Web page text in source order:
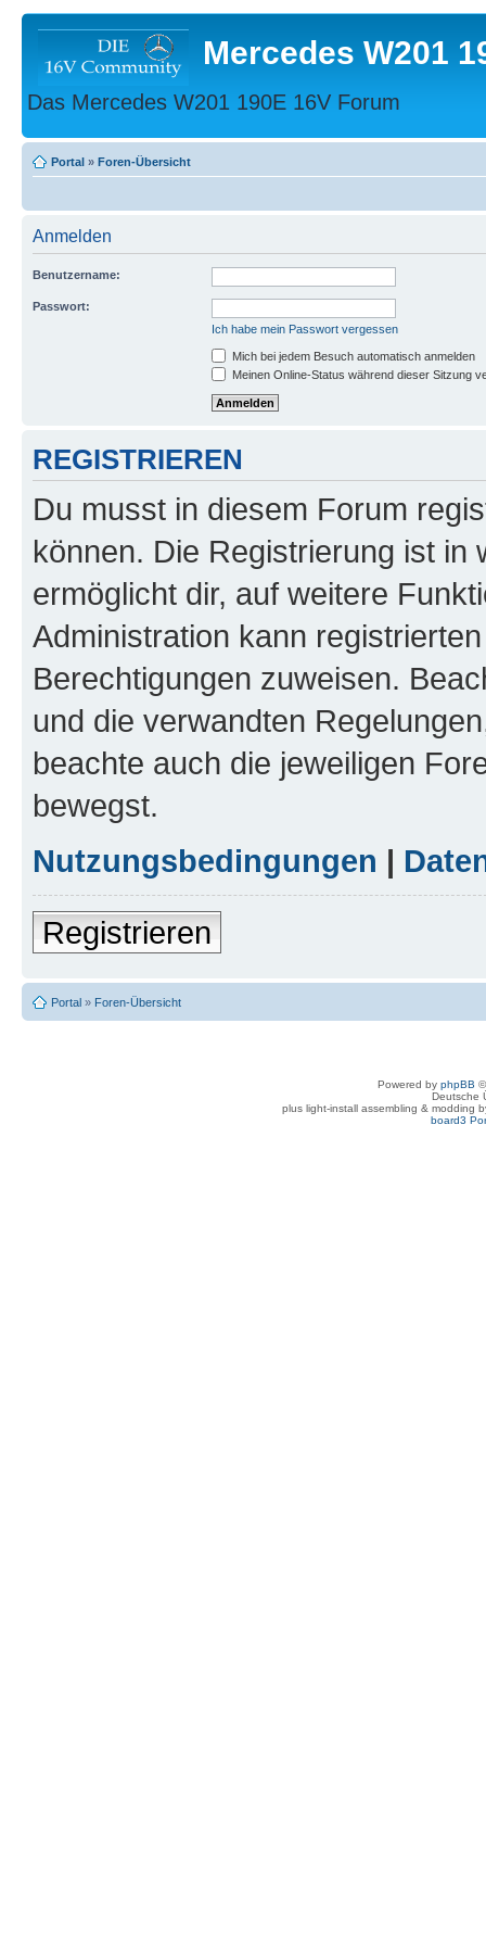
Mercedes W201
Das Mercedes W201 190E 16V Forum
Portal » Foren-Übersicht
Anmelden
Benutzername:
Passwort:
Ich habe mein Passwort vergessen
Mich bei jedem Besuch automatisch anmelden
Meinen Online-Status während dieser Sitzung
REGISTRIEREN
Du musst in diesem Forum
können. Die Registrierung ist in
ermöglicht dir, auf weitere
Administration kann
Berechtigungen zuweisen.
und die verwandten
beachte auch die jeweiligen
bewegst.
Nutzungsbedingungen |
Registrieren
Portal » Foren-Übersicht
Powered by phpBB
Deutsche
plus light-install assembling & modding
board3